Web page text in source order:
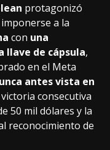
protagonizó
a la
con una
llave de cápsula,
en el Meta
antes vista en
consecutiva
50 mil dólares y la
reconocimiento de